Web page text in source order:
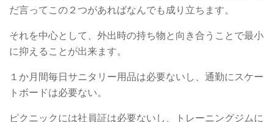
だ言ってこの２つがあればなんでも成り立ちます。
それを中心として、外出時の持ち物と向き合うことで最小
に抑えることが出来ます。
１か月間毎日サニタリー用品は必要ないし、通勤にスケー
トボードは必要ない。
ピクニックには社員証は必要ないし、トレーニングジムに